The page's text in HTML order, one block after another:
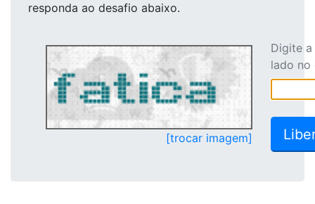
responda ao desafio abaixo.
[trocar imagem]
Digite
lado no